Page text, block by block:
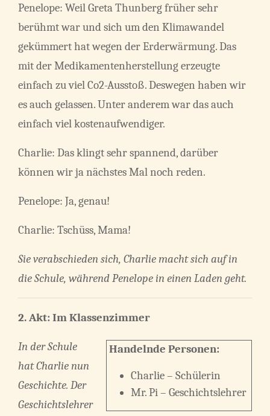
Penelope: Weil Greta Thunberg früher sehr
berühmt war und sich um den Klimawandel
gekümmert hat wegen der Erderwärmung. Das
mit der Medikamentenherstellung erzeugte
einfach zu viel Co2-Ausstoß. Deswegen haben wir
es auch gelassen. Unter anderem war das auch
einfach viel kostenaufwendiger.
Charlie: Das klingt sehr spannend, darüber
können wir ja nächstes Mal noch reden.
Penelope: Ja, genau!
Charlie: Tschüss, Mama!
Sie verabschieden sich, Charlie macht sich auf in
die Schule, während Penelope in einen Laden geht.
2. Akt: Im Klassenzimmer
Handelnde Personen:
Charlie – Schülerin
Mr. Pi – Geschichtslehrer
In der Schule
hat Charlie nun
Geschichte. Der
Geschichtslehrer